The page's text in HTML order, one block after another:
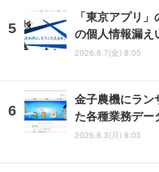
「東京アプリ
の個人情報漏え
2026.8.7(金) 8:05
金子農機にラン
た各種業務デ
2026.8.3(月) 8:05